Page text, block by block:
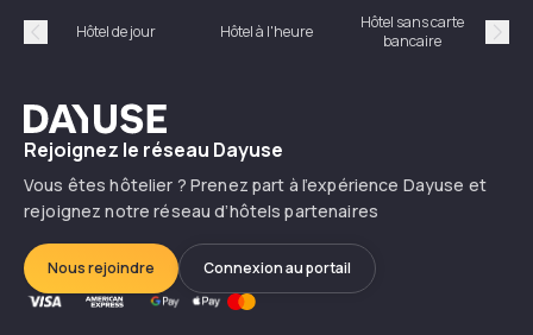
Précédent
Hôtel de jour Hôtel à l'heure
Hôtel sans carte
bancaire
Dayuse
Rejoignez le réseau Dayuse
Vous êtes hôtelier ? Prenez part à l’expérience Dayuse et
rejoignez notre réseau d’hôtels partenaires
Nous rejoindre Connexion au portail